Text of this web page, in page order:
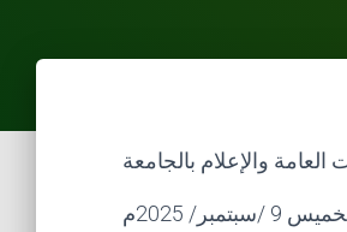
العامة والإعلام بالجامعة
9 /سبتمبر/ 2025م